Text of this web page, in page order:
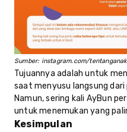
Sumber: instagram.com/
Tujuannya adalah untuk
saat menyusu langsung dari
Namun, sering kali AyBun
untuk menemukan yang
Kesimpulan